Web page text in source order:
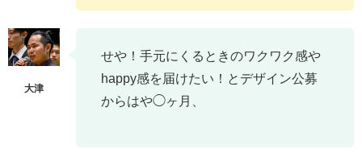
せや！手元にくるときのワクワク感や
happy感を届けたい！とデザイン公募
からはや◯ヶ月、